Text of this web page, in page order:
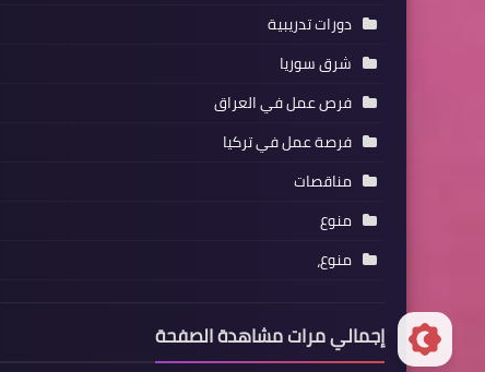
دورات تدريبية
شرق سوريا
فرص عمل في العراق
فرصة عمل في تركيا
مناقصات
منوع
منوع،
إجمالي مرات مشاهدة الصفحة